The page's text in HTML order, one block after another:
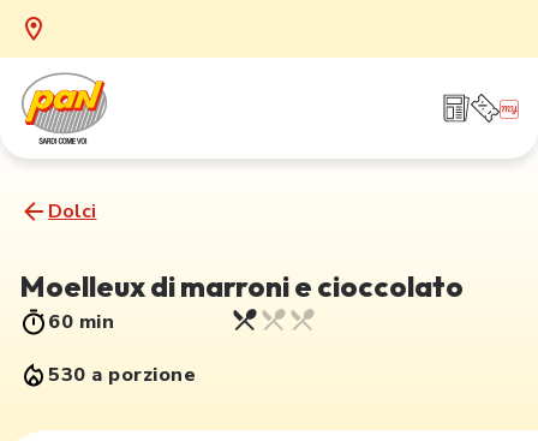
Dolci
Moelleux di marroni e cioccolato
60 min
530 a porzione